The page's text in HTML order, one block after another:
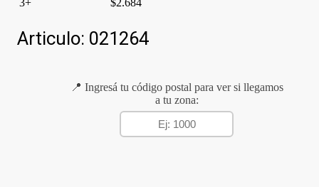
3+
$2.684
Articulo: 021264
📍 Ingresá tu código postal para ver si llegamos
a tu zona: